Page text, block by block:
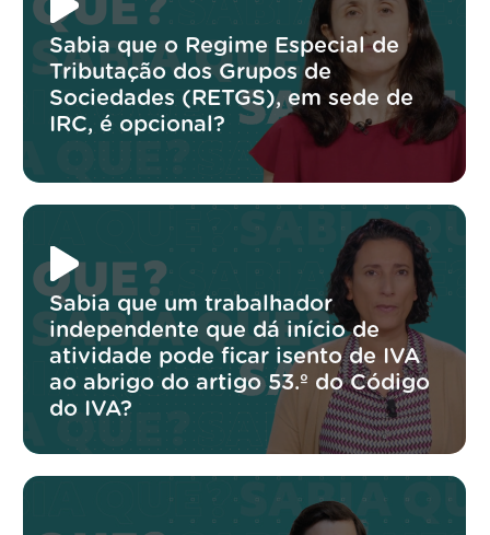
Sabia que o Regime Especial de
Tributação dos Grupos de
Sociedades (RETGS), em sede de
IRC, é opcional?
Sabia que um trabalhador
independente que dá início de
atividade pode ficar isento de IVA
ao abrigo do artigo 53.º do Código
do IVA?